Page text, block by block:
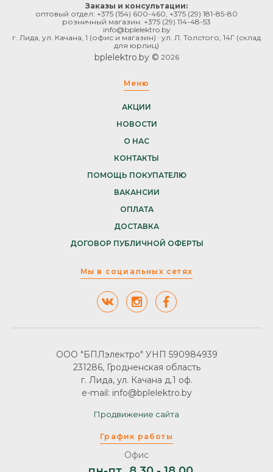
Заказы и консультации:
оптовый отдел: +375 (154) 600-460 +375 (29) 181-85-80
розничный магазин: +375 (29) 114-48-53
info@bplelektro.by
г. Лида, ул. Качана, 1 (офис и магазин) · ул. Л. Толстого, 14Г (склад
для юрлиц)
bplelektro.by © 2026
Меню
АКЦИИ
НОВОСТИ
О НАС
КОНТАКТЫ
ПОМОЩЬ ПОКУПАТЕЛЮ
ВАКАНСИИ
ОПЛАТА
ДОСТАВКА
ДОГОВОР ПУБЛИЧНОЙ ОФЕРТЫ
Мы в социальных сетях
График работы
Офис
ООО "БПЛэлектро" УНП 590984939
231286, Гродненская область
г. Лида, ул. Качана д.1 оф.
e-mail: info@bplelektro.by
Продвижение сайта